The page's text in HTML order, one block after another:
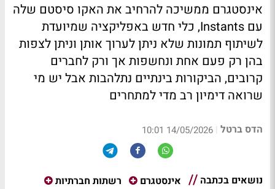
אינסטגרם ממשיכה להרחיב את האקו סיסטם שלה
עם Instants, כלי חדש באפליקציה שמיועדת
לשיתוף תמונות שלא ניתן לערוך אותן וניתן לצפות
בהן רק פעם אחת ונחשפות אך ורק לחברים
קרובים, הביקורות בינתיים נתלהבות אבל יש מי
שרואה דימיון רב מדי למתחרים
הדס ברטל |
14/05/2026 10:01
נושאים בכתבה אינסטגרם רשתות חברתיות